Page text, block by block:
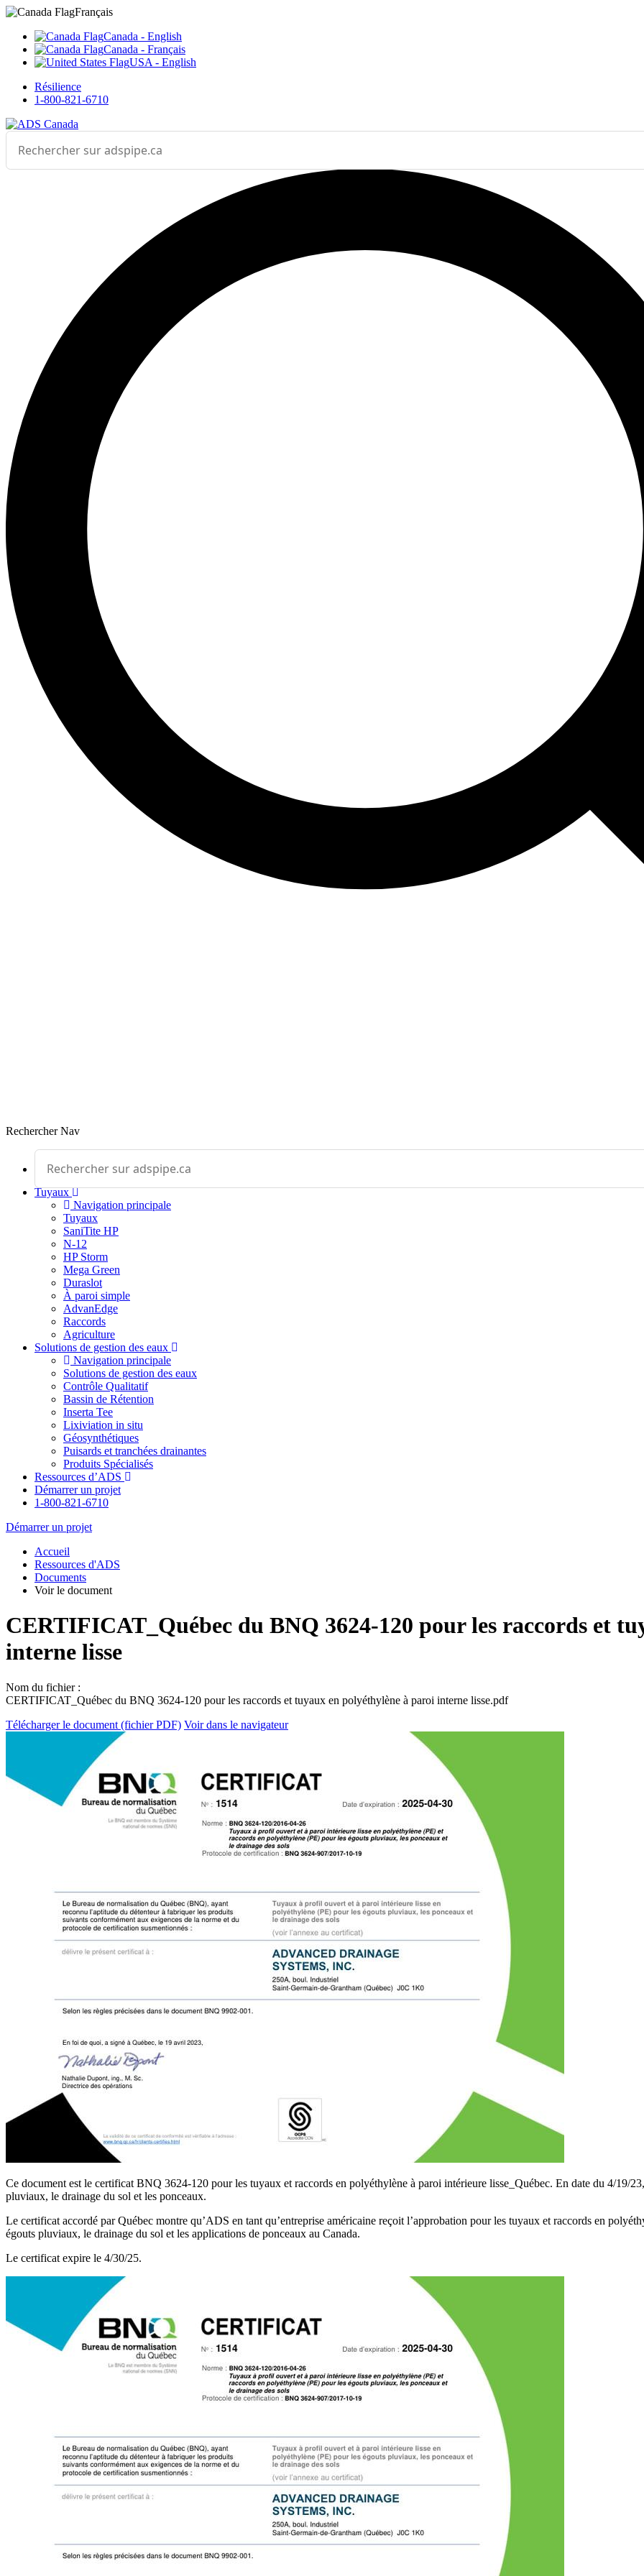
___



Sélectionnez votre langue
Français
Canada - English
Canada - Français
USA - English
Résilience
1-800-821-6710
Effectuer une recherche
Rechercher Nav
Effectuer une recherche
Tuyaux
Navigation principale
Tuyaux
SaniTite HP
N-12
HP Storm
Mega Green
Duraslot
À paroi simple
AdvanEdge
Raccords
Agriculture
Solutions de gestion des eaux
Navigation principale
Solutions de gestion des eaux
Contrôle Qualitatif
Bassin de Rétention
Inserta Tee
Lixiviation in situ
Géosynthétiques
Puisards et tranchées drainantes
Produits Spécialisés
Ressources d’ADS
Démarrer un projet
1-800-821-6710
Démarrer un projet
Accueil
Ressources d'ADS
Documents
Voir le document
CERTIFICAT_Québec du BNQ 3624-120 pour les raccords et
interne lisse
Nom du fichier :
CERTIFICAT_Québec du BNQ 3624-120 pour les raccords et tuyaux en polyéthylène à paroi interne lisse.pdf
Télécharger le document (fichier PDF) Voir dans le navigateur
Ce document est le certificat BNQ 3624-120 pour les tuyaux et raccords en polyéthylène à paroi intérieure lisse_Québec. En date du 4/19/
pluviaux, le drainage du sol et les ponceaux.
Le certificat accordé par Québec montre qu’ADS en tant qu’entreprise américaine reçoit l’approbation pour les tuyaux et raccords en
égouts pluviaux, le drainage du sol et les applications de ponceaux au Canada.
Le certificat expire le 4/30/25.